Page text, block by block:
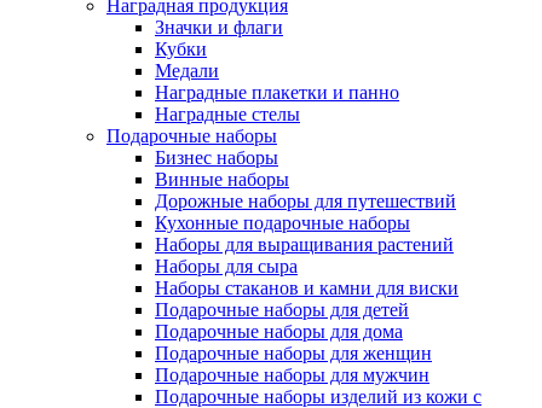
Наградная продукция
Значки и флаги
Кубки
Медали
Наградные плакетки и панно
Наградные стелы
Подарочные наборы
Бизнес наборы
Винные наборы
Дорожные наборы для путешествий
Кухонные подарочные наборы
Наборы для выращивания растений
Наборы для сыра
Наборы стаканов и камни для виски
Подарочные наборы для детей
Подарочные наборы для дома
Подарочные наборы для женщин
Подарочные наборы для мужчин
Подарочные наборы изделий из кожи с